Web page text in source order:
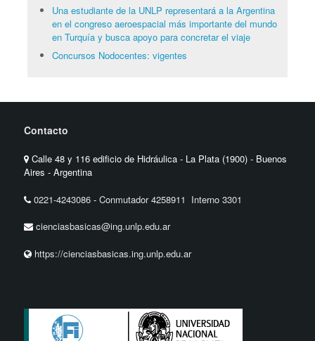
Una estudiante de la UNLP representará a la Argentina
en el congreso aeroespacial más importante del mundo
en Turquía y busca apoyo para concretar el viaje
Concursos Nodocentes: vigentes
Contacto
Calle 48 y 116 edificio de Hidráulica - La Plata (1900) - Buenos
Aires - Argentina
0221-4243086 -Conmutador 4258911 Interno 3301
cienciasbasicas@ing.unlp.edu.ar
https://cienciasbasicas.ing.unlp.edu.ar